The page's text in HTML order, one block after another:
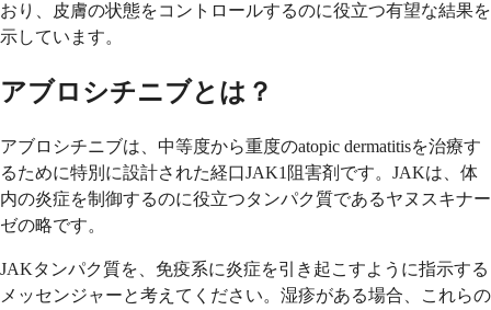
おり、皮膚の状態をコントロールするのに役立つ有望な結果を
示しています。
アブロシチニブとは？
アブロシチニブは、中等度から重度のatopic dermatitisを治療す
るために特別に設計された経口JAK1阻害剤です。JAKは、体
内の炎症を制御するのに役立つタンパク質であるヤヌスキナー
ゼの略です。
JAKタンパク質を、免疫系に炎症を引き起こすように指示する
メッセンジャーと考えてください。湿疹がある場合、これらの